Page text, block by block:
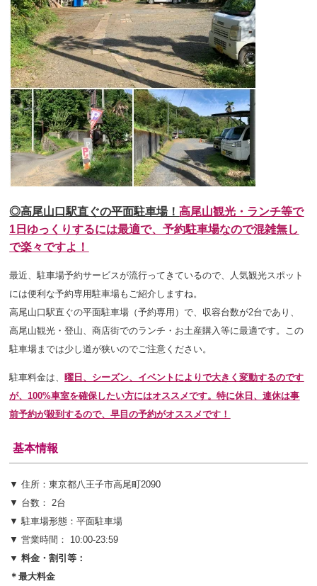
◎高尾山口駅直ぐの平面駐車場！高尾山観光・ランチ等で
1日ゆっくりするには最適で、予約駐車場なので混雑無し
で楽々ですよ！
最近、駐車場予約サービスが流行ってきているので、人気観光スポット
には便利な予約専用駐車場もご紹介しますね。
高尾山口駅直ぐの平面駐車場（予約専用）で、収容台数が2台であり、
高尾山観光・登山、商店街でのランチ・お土産購入等に最適です。この
駐車場までは少し道が狭いのでご注意ください。
駐車料金は、 曜日、シーズン、イベントによりで大きく変動するのです
が、100%車室を確保したい方にはオススメです。特に休日、連休は事
前予約が殺到するので、早目の予約がオススメです！
基本情報
▼ 住所：東京都八王子市高尾町2090
▼ 台数： 2台
▼ 駐車場形態：平面駐車場
▼ 営業時間： 10:00-23:59
▼ 料金・割引等：
＊最大料金